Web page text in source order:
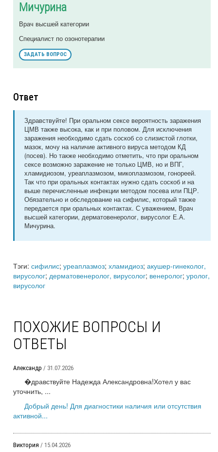
Мичурина
Врач высшей категории
Специалист по озонотерапии
ЗАДАТЬ ВОПРОС
Ответ
Здравствуйте! При оральном сексе вероятность заражения
ЦМВ также высока, как и при половом. Для исключения
заражения необходимо сдать соскоб со слизистой глотки,
мазок, мочу на наличие активного вируса методом КД
(посев). Но также необходимо отметить, что при оральном
сексе возможно заражение не только ЦМВ, но и ВПГ,
хламидиозом, уреаплазмозом, микоплазмозом, гонореей.
Так что при оральных контактах нужно сдать соскоб и на
выше перечисленные инфекции методом посева или ПЦР.
Обязательно и обследование на сифилис, который также
передается при оральных контактах. С уважением, Врач
высшей категории, дерматовенеролог, вирусолог Е.А.
Мичурина.
Тэги: сифилис; уреаплазмоз; хламидиоз; акушер-гинеколог,
вирусолог; дерматовенеролог, вирусолог; венеролог; уролог,
вирусолог
ПОХОЖИЕ ВОПРОСЫ И
ОТВЕТЫ
Александр / 31.07.2026
�дравствуйте Надежда Александровна!Хотел у вас
уточнить, ...
Добрый день! Для диагностики наличия или отсутствия
активной...
Виктория / 15.04.2026